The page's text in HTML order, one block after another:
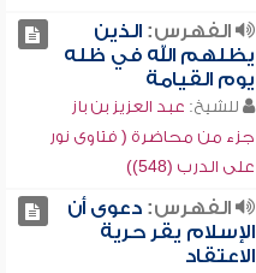
الفهرس:الذين
يظلهم الله في ظله
يوم القيامة
للشيخ: عبد العزيز بن باز
جزء من محاضرة ( فتاوى نور
على الدرب (548))
الفهرس:دعوى أن
الإسلام يقر حرية
الاعتقاد